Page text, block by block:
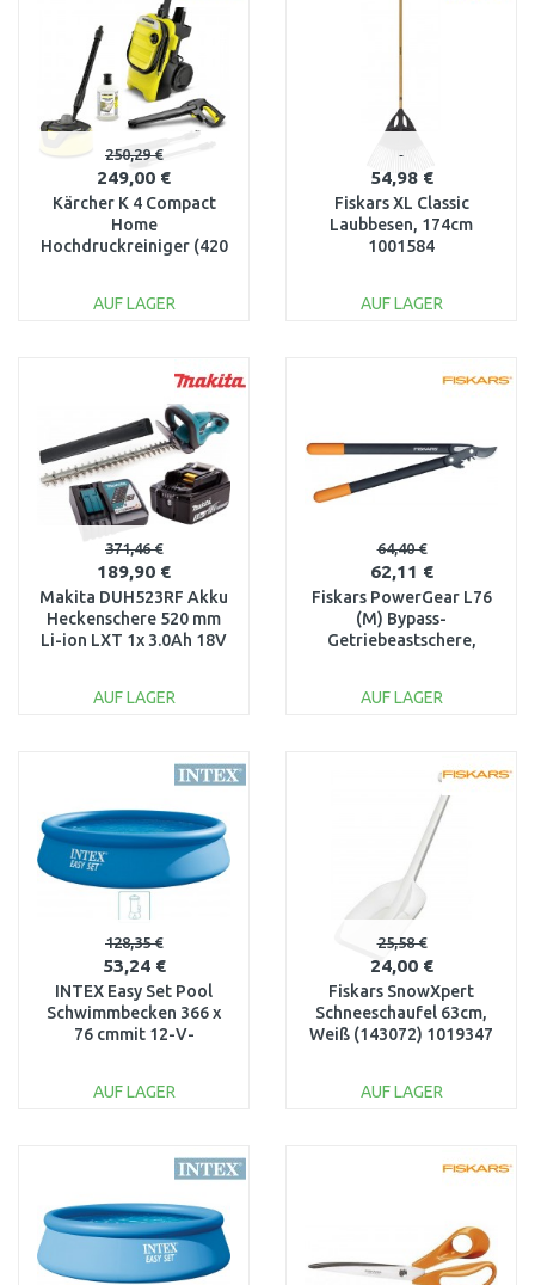
Vergleichen
250,29 €
249,00 €
Kärcher K 4 Compact
Home
Hochdruckreiniger (420
AUF LAGER
54,98 €
Fiskars XL Classic
Laubbesen, 174cm
1001584
AUF LAGER
371,46 €
189,90 €
Makita DUH523RF Akku
Heckenschere 520 mm
Li-ion LXT 1x 3.0Ah 18V
AUF LAGER
64,40 €
62,11 €
Fiskars PowerGear L76
(M) Bypass-
Getriebeastschere,
AUF LAGER
Vergleichen
128,35 €
53,24 €
INTEX Easy Set Pool
Schwimmbecken 366 x
76 cmmit 12-V-
AUF LAGER
25,58 €
24,00 €
Fiskars SnowXpert
Schneeschaufel 63cm,
Weiß (143072) 1019347
AUF LAGER